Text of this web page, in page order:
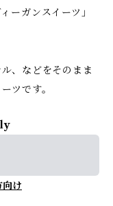
ーガンスイーツ」
、などをそのまま
ツです。
向け